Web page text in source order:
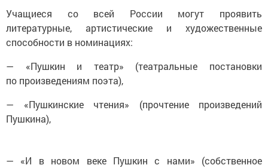
Учащиеся со всей России могут проявить
литературные, артистические и художественные
способности в номинациях:
— «Пушкин и театр» (театральные постановки
по произведениям поэта),
— «Пушкинские чтения» (прочтение произведений
Пушкина),
— «И в новом веке Пушкин с нами» (собственное